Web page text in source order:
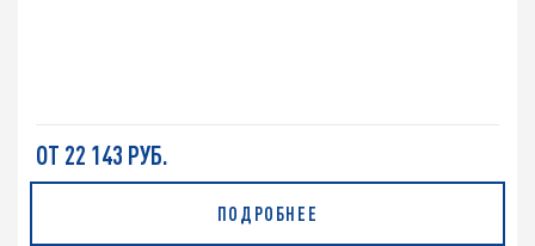
ОТ 22 143 РУБ.
ПОДРОБНЕЕ